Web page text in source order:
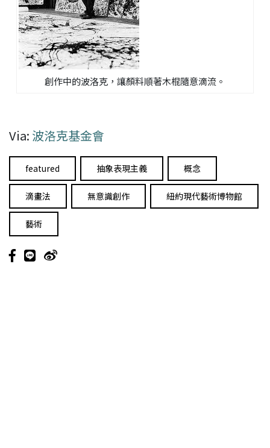
創作中的波洛克，讓顏料順著木棍隨意滴流。
Via: 波洛克基金會
featured 抽象表現主義 概念
滴畫法 無意識創作 紐約現代藝術博物館
藝術